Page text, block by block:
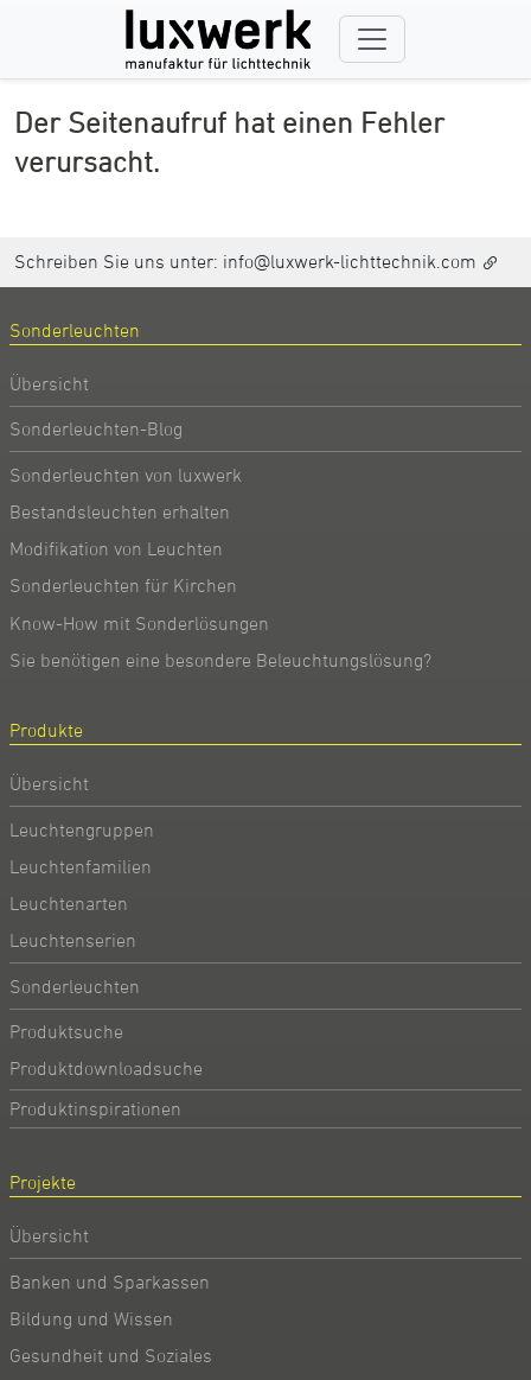
Der Seitenaufruf hat einen Fehler
verursacht.
Schreiben Sie uns unter: info@luxwerk-lichttechnik.com
Sonderleuchten
Übersicht
Sonderleuchten-Blog
Sonderleuchten von luxwerk
Bestandsleuchten erhalten
Modifikation von Leuchten
Sonderleuchten für Kirchen
Know-How mit Sonderlösungen
Sie benötigen eine besondere Beleuchtungslösung?
Produkte
Übersicht
Leuchtengruppen
Leuchtenfamilien
Leuchtenarten
Leuchtenserien
Sonderleuchten
Produktsuche
Produktdownloadsuche
Produktinspirationen
Projekte
Übersicht
Banken und Sparkassen
Bildung und Wissen
Gesundheit und Soziales